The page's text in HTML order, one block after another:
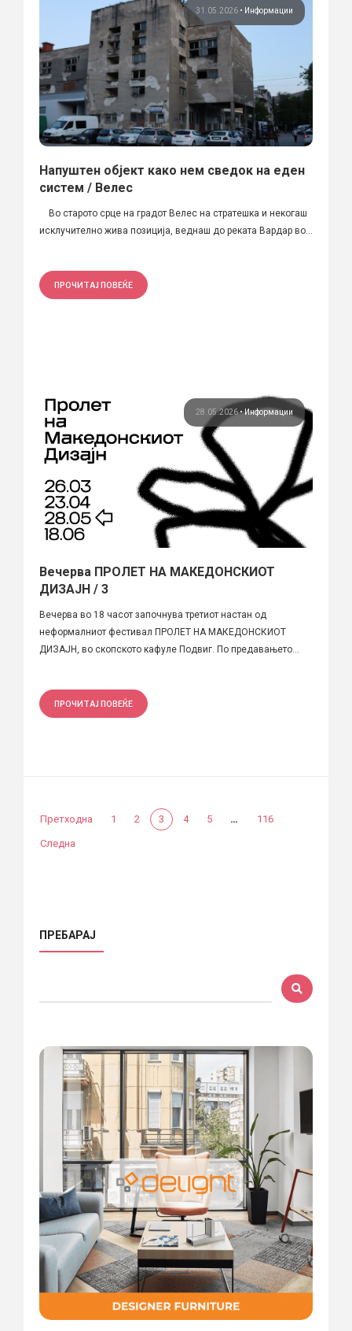
31.05.2026 • Информации
Напуштен објект како нем сведок на еден
систем / Велес
Во старото срце на градот Велес на стратешка и некогаш
исклучително жива позиција, веднаш до реката Вардар во...
ПРОЧИТАЈ ПОВЕЌЕ
28.05.2026•Информации
Вечерва ПРОЛЕТ НА МАКЕДОНСКИОТ
ДИЗАЈН / 3
Вечерва во 18 часот започнува третиот настан од
неформалниот фестивал ПРОЛЕТ НА МАКЕДОНСКИОТ
ДИЗАЈН, во скопското кафуле Подвиг. По предавањето...
ПРОЧИТАЈ ПОВЕЌЕ
Претходна 1 2 3 4 5 … 116
Следна
ПРЕБАРАЈ